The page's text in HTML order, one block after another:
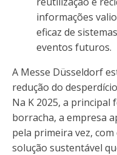
informações
eficaz de
eventos futuros.
A Messe Düsseldorf
redução do
Na K 2025, a principal
borracha, a empresa
pela primeira vez,
solução sustentável